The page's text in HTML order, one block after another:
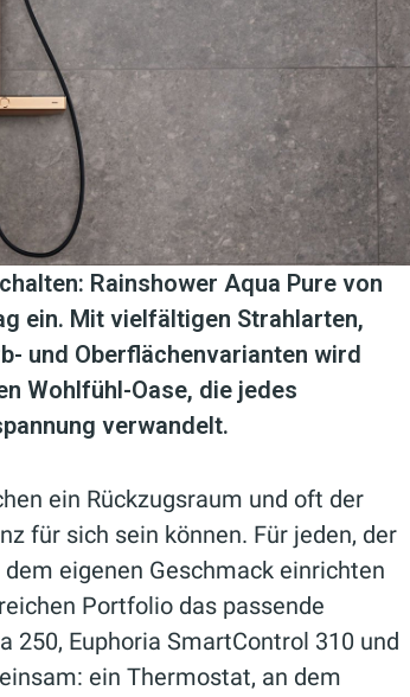
Rainshower Aqua Pure von
ein. Mit vielfältigen Strahlarten,
und Oberflächenvarianten wird
Wohlfühl-Oase, die jedes
verwandelt.
ein Rückzugsraum und oft der
für sich sein können. Für jeden, der
eigenen Geschmack einrichten
Portfolio das passende
250, Euphoria SmartControl 310 und
ein Thermostat, an dem